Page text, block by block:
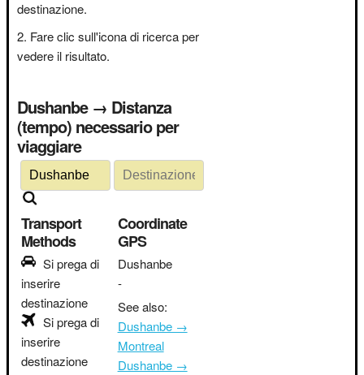
destinazione.
Fare clic sull'icona di ricerca per
vedere il risultato.
Dushanbe → Distanza
(tempo) necessario per
viaggiare
Transport
Methods
Si prega di
inserire
destinazione
Si prega di
inserire
destinazione
Coordinate
GPS
Dushanbe
-
See also:
Dushanbe →
Montreal
Dushanbe →